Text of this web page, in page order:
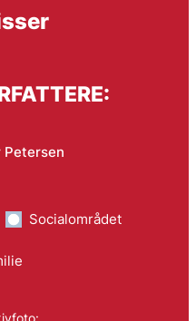
Petersen
Socialområdet